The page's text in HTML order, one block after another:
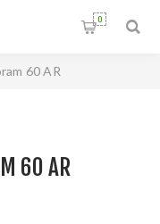
0
60 AR
60 AR